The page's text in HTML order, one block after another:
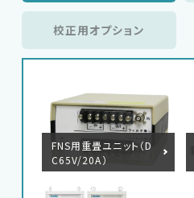
FNS用重畳ユニット（D
C65V/20A）
校正用オプション